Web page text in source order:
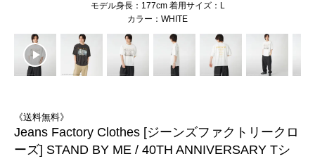
モデル身長：177cm 着用サイズ：L
WHITE
《送料無料》
Jeans Factory Clothes [ジーンズファクトリークロ
ーズ] STAND BY ME / 40TH ANNIVERSARY Tシ